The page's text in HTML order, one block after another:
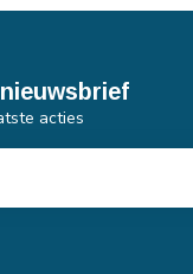
acties